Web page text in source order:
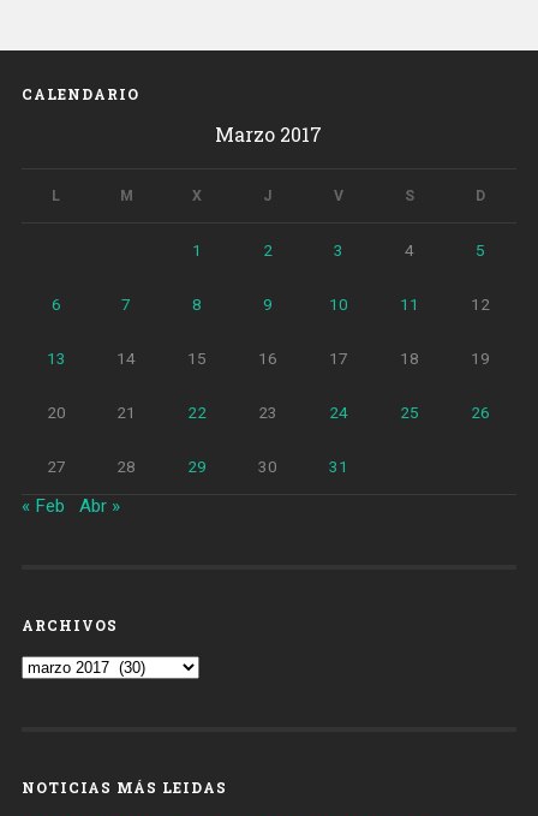
a
CALENDARIO
Marzo 2017
L M X J V S D
1 2 3 4 5
6 7 8 9 10 11 12
13 14 15 16 17 18 19
20 21 22 23 24 25 26
27 28 29 30 31
« Feb Abr »
ARCHIVOS
Archivos
NOTICIAS MÁS LEIDAS